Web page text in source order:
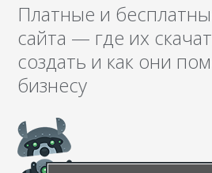
Платные и
сайта — где их
создать и как они
бизнесу